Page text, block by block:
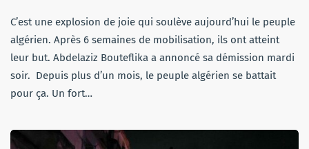
C’est une explosion de joie qui soulève aujourd’hui le peuple
algérien. Après 6 semaines de mobilisation, ils ont atteint
leur but. Abdelaziz Bouteflika a annoncé sa démission mardi
soir. Depuis plus d’un mois, le peuple algérien se battait
pour ça. Un fort…